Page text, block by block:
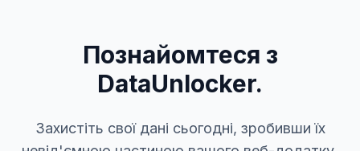
Познайомтеся з
DataUnlocker.
Захистіть свої дані сьогодні, зробивши їх